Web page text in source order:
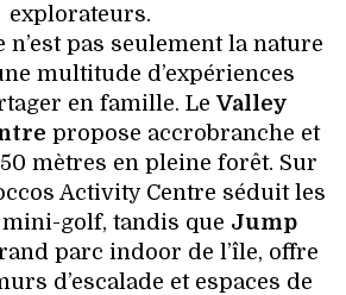
explorateurs.
n’est pas seulement la nature
multitude d’expériences
en famille. Le Valley
propose accrobranche et
mètres en pleine forêt. Sur
Activity Centre séduit les
golf, tandis que Jump
parc indoor de l’île, offre
d’escalade et espaces de